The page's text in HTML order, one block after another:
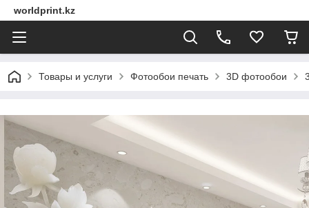
worldprint.kz
Товары и услуги Фотообои печать 3D фотообои